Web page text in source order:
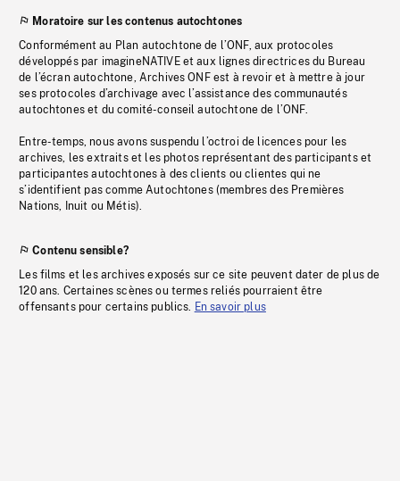
Moratoire sur les contenus autochtones
Conformément au Plan autochtone de l’ONF, aux protocoles
développés par imagineNATIVE et aux lignes directrices du Bureau
de l’écran autochtone, Archives ONF est à revoir et à mettre à jour
ses protocoles d’archivage avec l’assistance des communautés
autochtones et du comité-conseil autochtone de l’ONF.
Entre-temps, nous avons suspendu l’octroi de licences pour les
archives, les extraits et les photos représentant des participants et
participantes autochtones à des clients ou clientes qui ne
s’identifient pas comme Autochtones (membres des Premières
Nations, Inuit ou Métis).
Contenu sensible?
Les films et les archives exposés sur ce site peuvent dater de plus de
120 ans. Certaines scènes ou termes reliés pourraient être
offensants pour certains publics. En savoir plus